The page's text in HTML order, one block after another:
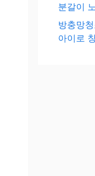
분갈이
방충망
아이로